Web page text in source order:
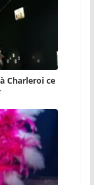
Charleroi ce